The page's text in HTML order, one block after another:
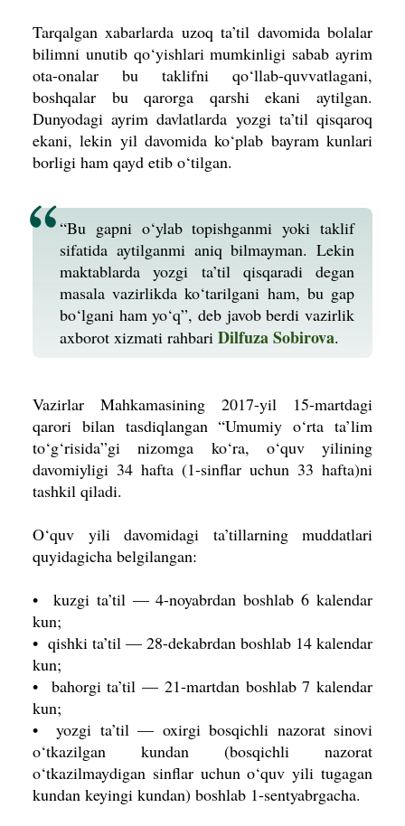
Tarqalgan xabarlarda uzoq ta’til davomida bolalar
bilimni unutib qo‘yishlari mumkinligi sabab ayrim
ota-onalar bu taklifni qo‘llab-quvvatlagani,
boshqalar bu qarorga qarshi ekani aytilgan.
Dunyodagi ayrim davlatlarda yozgi ta’til qisqaroq
ekani, lekin yil davomida ko‘plab bayram kunlari
borligi ham qayd etib o‘tilgan.
“Bu gapni o‘ylab topishganmi yoki taklif
sifatida aytilganmi aniq bilmayman. Lekin
maktablarda yozgi ta’til qisqaradi degan
masala vazirlikda ko‘tarilgani ham, bu gap
bo‘lgani ham yo‘q”, deb javob berdi vazirlik
axborot xizmati rahbari Dilfuza Sobirova.
Vazirlar Mahkamasining 2017-yil 15-martdagi
qarori bilan tasdiqlangan “Umumiy o‘rta ta’lim
to‘g‘risida”gi nizomga ko‘ra, o‘quv yilining
davomiyligi 34 hafta (1-sinflar uchun 33 hafta)ni
tashkil qiladi.
O‘quv yili davomidagi ta’tillarning muddatlari
quyidagicha belgilangan:
• kuzgi ta’til — 4-noyabrdan boshlab 6 kalendar
kun;
• qishki ta’til — 28-dekabrdan boshlab 14 kalendar
kun;
• bahorgi ta’til — 21-martdan boshlab 7 kalendar
kun;
• yozgi ta’til — oxirgi bosqichli nazorat sinovi
o‘tkazilgan kundan (bosqichli nazorat
o‘tkazilmaydigan sinflar uchun o‘quv yili tugagan
kundan keyingi kundan) boshlab 1-sentyabrgacha.